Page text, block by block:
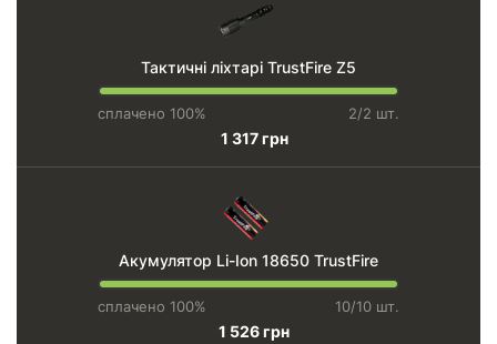
Тактичні ліхтарі TrustFire Z5
сплачено 100% 2/2 шт.
1 317 грн
Акумулятор Li-Ion 18650 TrustFire
сплачено 100% 10/10 шт.
1 526 грн